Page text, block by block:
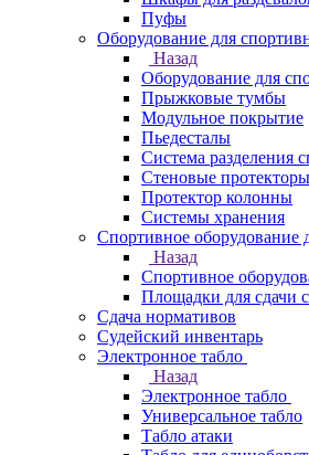
Пуфы
Оборудование для
Назад
Оборудование для
Прыжковые тумбы
Модульное покрытие
Пьедесталы
Система разделения
Стеновые протекторы
Протектор колонны
Системы хранения
Спортивное оборудование
Назад
Спортивное
Площадки для сдачи
Сдача нормативов
Судейский инвентарь
Электронное табло
Назад
Электронное табло
Универсальное табло
Табло атаки